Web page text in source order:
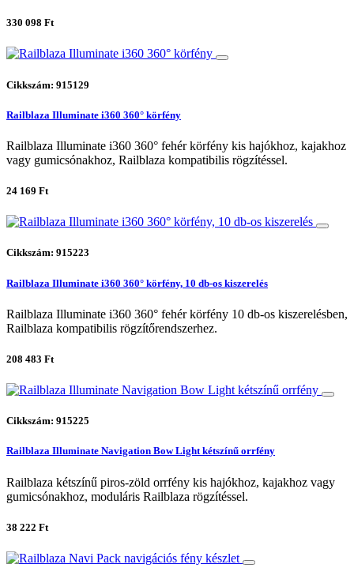
330 098 Ft
Cikkszám: 915129
Railblaza Illuminate i360 360° körfény
Railblaza Illuminate i360 360° fehér körfény kis hajókhoz, kajakhoz
vagy gumicsónakhoz, Railblaza kompatibilis rögzítéssel.
24 169 Ft
Cikkszám: 915223
Railblaza Illuminate i360 360° körfény, 10 db-os kiszerelés
Railblaza Illuminate i360 360° fehér körfény 10 db-os kiszerelésben,
Railblaza kompatibilis rögzítőrendszerhez.
208 483 Ft
Cikkszám: 915225
Railblaza Illuminate Navigation Bow Light kétszínű orrfény
Railblaza kétszínű piros-zöld orrfény kis hajókhoz, kajakhoz vagy
gumicsónakhoz, moduláris Railblaza rögzítéssel.
38 222 Ft